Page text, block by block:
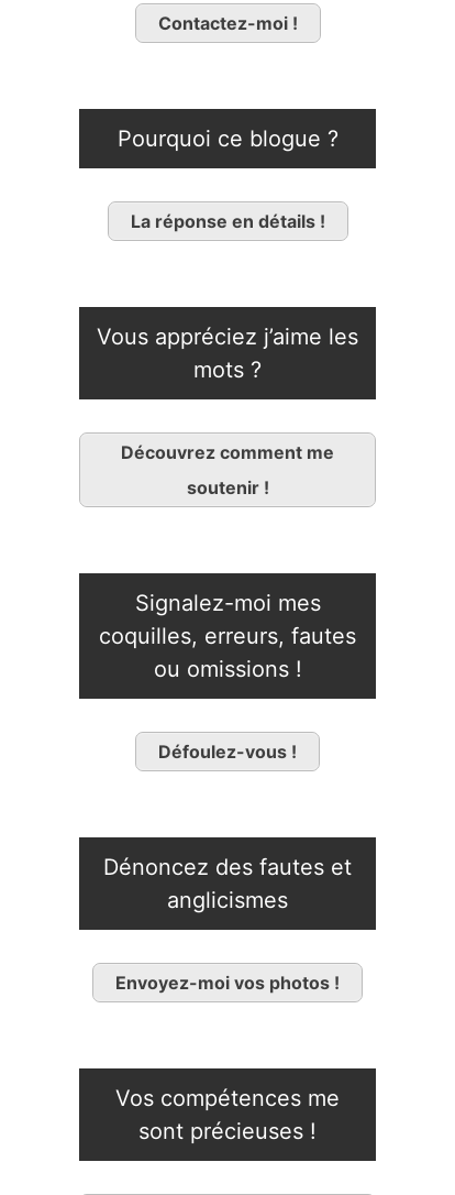
Contactez-moi !
Pourquoi ce blogue ?
La réponse en détails !
Vous appréciez j’aime les
mots ?
Découvrez comment me
soutenir !
Signalez-moi mes
coquilles, erreurs, fautes
ou omissions !
Défoulez-vous !
Dénoncez des fautes et
anglicismes
Envoyez-moi vos photos !
Vos compétences me
sont précieuses !